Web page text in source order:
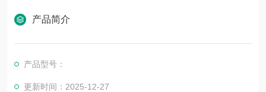
产品简介
产品型号：
更新时间：2025-12-27